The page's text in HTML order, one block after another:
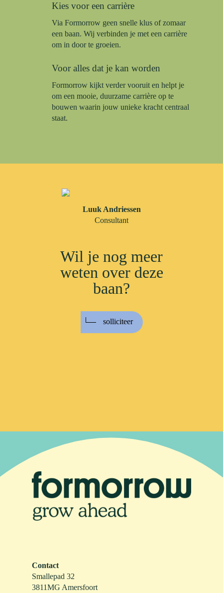
Kies voor een carrière
Via Formorrow geen snelle klus of zomaar
een baan. Wij verbinden je met een carrière
om in door te groeien.
Voor alles dat je kan worden
Formorrow kijkt verder vooruit en helpt je
om een mooie, duurzame carrière op te
bouwen waarin jouw unieke kracht centraal
staat.
Wil je nog meer
weten over deze
baan?
solliciteer
Luuk Andriessen
Consultant
Contact
Smallepad 32
3811MG Amersfoort